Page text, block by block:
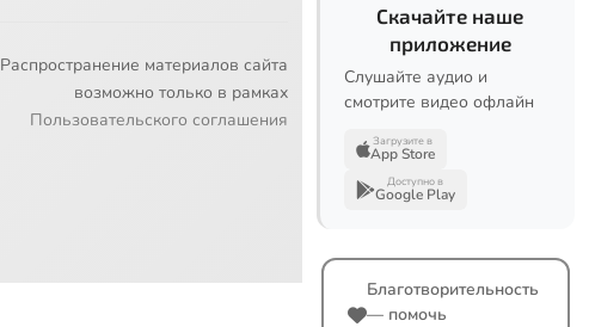
Распространение материалов сайта
возможно только в рамках
Пользовательского соглашения
Скачайте наше
приложение
Слушайте аудио и
смотрите видео офлайн
Загрузите в
App Store
Доступно в
Google Play
Благотворительность
— помочь